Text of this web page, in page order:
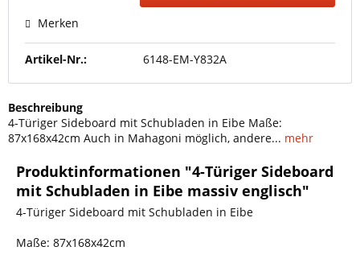
Merken
Artikel-Nr.: 6148-EM-Y832A
Beschreibung
4-Türiger Sideboard mit Schubladen in Eibe Maße:
87x168x42cm Auch in Mahagoni möglich, andere... mehr
Produktinformationen "4-Türiger Sideboard
mit Schubladen in Eibe massiv englisch"
4-Türiger Sideboard mit Schubladen in Eibe
Maße: 87x168x42cm